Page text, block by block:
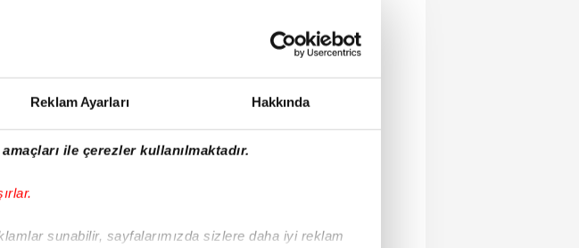
Reklam Ayarları Hakkında
ile çerezler kullanılmaktadır.
sunabilir, sayfalarımızda sizlere daha iyi reklam